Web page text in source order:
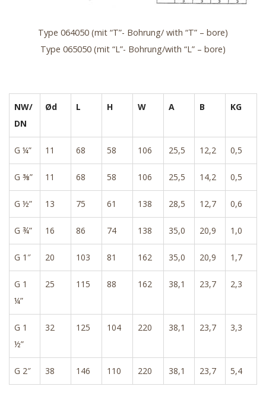
Type 064050 (mit “T”- Bohrung/ with “T” – bore)
Type 065050 (mit “L”- Bohrung/with “L” – bore)
NW/
DN
Ød L H W A B KG
G ¼” 11 68 58 106 25,5 12,2 0,5
G ⅜” 11 68 58 106 25,5 14,2 0,5
G ½” 13 75 61 138 28,5 12,7 0,6
G ¾” 16 86 74 138 35,0 20,9 1,0
G 1″ 20 103 81 162 35,0 20,9 1,7
G 1
¼”
25 115 88 162 38,1 23,7 2,3
G 1
½”
32 125 104 220 38,1 23,7 3,3
G 2″ 38 146 110 220 38,1 23,7 5,4